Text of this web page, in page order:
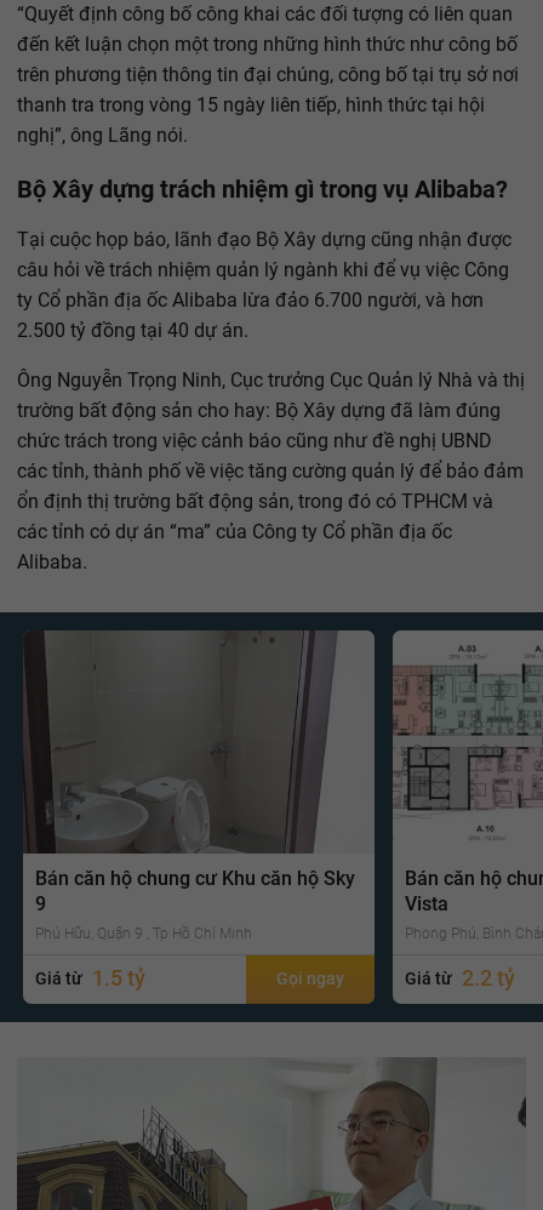
“Quyết định công bố công khai các đối tượng có liên quan
đến kết luận chọn một trong những hình thức như công bố
trên phương tiện thông tin đại chúng, công bố tại trụ sở nơi
thanh tra trong vòng 15 ngày liên tiếp, hình thức tại hội
nghị”, ông Lãng nói.
Bộ Xây dựng trách nhiệm gì trong vụ Alibaba?
Tại cuộc họp báo, lãnh đạo Bộ Xây dựng cũng nhận được
câu hỏi về trách nhiệm quản lý ngành khi để vụ việc Công
ty Cổ phần địa ốc Alibaba lừa đảo 6.700 người, và hơn
2.500 tỷ đồng tại 40 dự án.
Ông Nguyễn Trọng Ninh, Cục trưởng Cục Quản lý Nhà và thị
trường bất động sản cho hay: Bộ Xây dựng đã làm đúng
chức trách trong việc cảnh báo cũng như đề nghị UBND
các tỉnh, thành phố về việc tăng cường quản lý để bảo đảm
ổn định thị trường bất động sản, trong đó có TPHCM và
các tỉnh có dự án “ma” của Công ty Cổ phần địa ốc
Alibaba.
Bán căn hộ chung cư Khu căn hộ Sky
9
Phú Hữu, Quận 9 , Tp Hồ Chí Minh
Giá từ 1.5 tỷ Gọi ngay
Bán căn hộ
Vista
Phong Phú, Bình
Giá từ 2.2 tỷ